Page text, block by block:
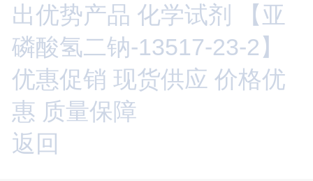
出优势产品 化学试剂 【亚
磷酸氢二钠-13517-23-2】
优惠促销 现货供应 价格优
惠 质量保障
返回